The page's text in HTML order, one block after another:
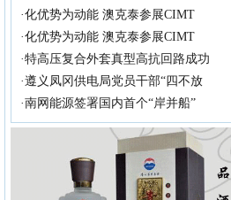
·化优势为动能 澳克泰参展CIMT
·化优势为动能 澳克泰参展CIMT
·特高压复合外套真型高抗回路成功
·遵义凤冈供电局党员干部“四不放
·南网能源签署国内首个“岸并船”